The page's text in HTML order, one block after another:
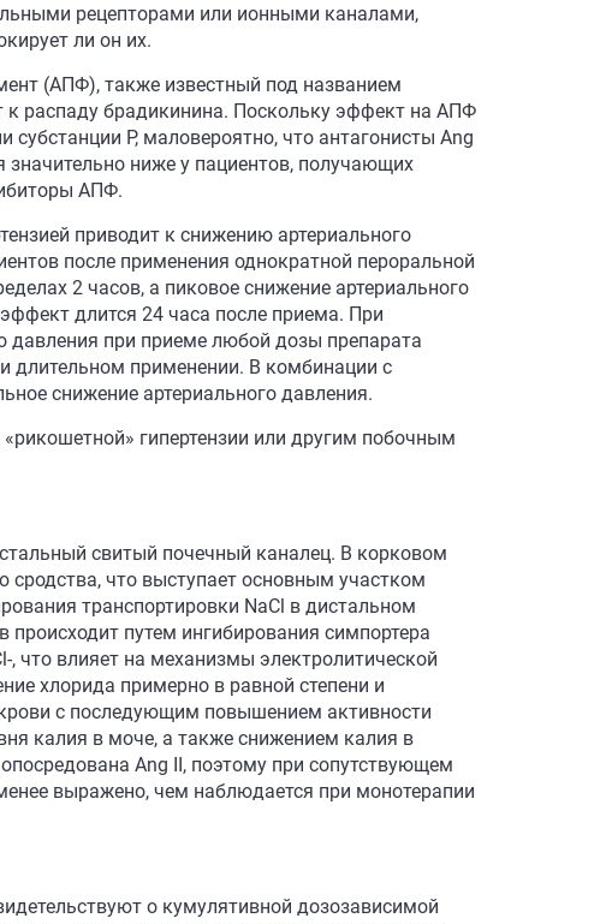
рецепторами или ионными каналами,
ли он их.
(АПФ), также известный под названием
к распаду брадикинина. Поскольку эффект на АПФ
субстанции P, маловероятно, что антагонисты Ang
ниже у пациентов, получающих
АПФ.
приводит к снижению артериального
после применения однократной пероральной
2 часов, а пиковое снижение артериального
длится 24 часа после приема. При
давления при приеме любой дозы препарата
длительном применении. В комбинации с
снижение артериального давления.
гипертензии или другим побочным
свитый почечный каналец. В корковом
сродства, что выступает основным участком
транспортировки NaCl в дистальном
путем ингибирования симпортера
, что влияет на механизмы электролитической
хлорида примерно в равной степени и
с последующим повышением активности
калия в моче, а также снижением калия в
Ang II, поэтому при сопутствующем
выражено, чем наблюдается при монотерапии
о кумулятивной дозозависимой